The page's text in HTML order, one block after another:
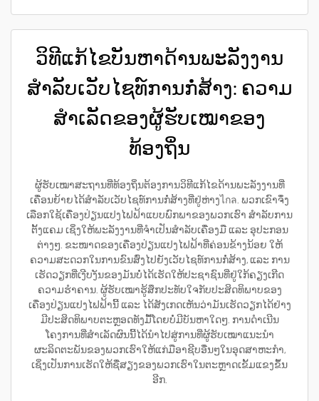
ວິທີແກ້ໄຂບັນຫາດ້ານພະລັງງານ
ສຳລັບເວັບໄຊທ໌ການກໍ່ສ້າງ: ຄວາມ
ສຳເລັດຂອງຜູ້ຮັບເໝາຂອງ
ທ້ອງຖິ່ນ
ຜູ້ຮັບເໝາສະຖານທີ່ທ້ອງຖິ່ນຕ້ອງການວິທີແກ້ໄຂດ້ານພະລັງງານທີ່
ເຄື່ອນຍ້າຍໄດ້ສຳລັບເວັບໄຊທ໌ການກໍ່ສ້າງທີ່ຢູ່ຫ່າງไกล. ພວກເຂົາຈຶ່ງ
ເລືອກໃຊ້ເຄື່ອງປ່ຽນແປງໄຟຟ້າແບບພົກພາຂອງພວກເຮົາ ສຳລັບການ
ຕັ້ງແຄມ ເຊິ່ງໃຫ້ພະລັງງານທີ່ຈຳເປັນສຳລັບເຄື່ອງມື ແລະ ອຸປະກອນ
ຕ່າງໆ. ຂະໜາດຂອງເຄື່ອງປ່ຽນແປງໄຟຟ້າທີ່ຄ່ອນຂ້າງນ້ອຍ ໃຫ້
ຄວາມສະດວກໃນການຂົນສົ່ງໄປຍັງເວັບໄຊທ໌ການກໍ່ສ້າງ, ແລະ ການ
ເຮັດວຽກທີ່ເງີບງັນຂອງມັນບໍ່ໄດ້ເຮັດໃຫ້ປະຊາຊົນທີ່ຢູ່ໃກ້ຄຽງເກີດ
ຄວາມຮຳຄານ. ຜູ້ຮັບເໝາຮູ້ສຶກປະທັບໃຈກັບປະສິດທິພາບຂອງ
ເຄື່ອງປ່ຽນແປງໄຟຟ້ານີ້ ແລະ ໄດ້ສັງເກດເຫັນວ່າມັນເຮັດວຽກໄດ້ຢ່າງ
ມີປະສິດທິພາບຕະຫຼອດທັງມື້ໂດຍບໍ່ມີບັນຫາໃດໆ. ການດຳເນີນ
ໂຄງການທີ່ສຳເລັດຜົນນີ້ໄດ້ນຳໄປສູ່ການທີ່ຜູ້ຮັບເໝາແນະນຳ
ຜະລິດຕະພັນຂອງພວກເຮົາໃຫ້ແກ່ມືອາຊີບອື່ນໆໃນອຸດສາຫະກຳ,
ເຊິ່ງເປັນການເຮັດໃຫ້ຊື່ສຽງຂອງພວກເຮົາໃນຕະຫຼາດເຂັ້ມແຂງຂຶ້ນ
ອີກ.